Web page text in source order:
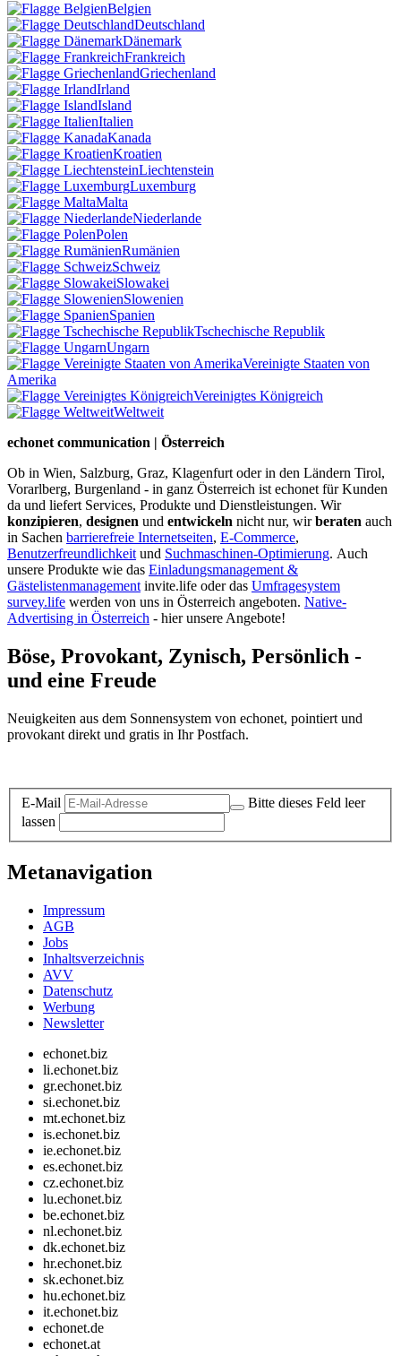
Belgien
Deutschland
Dänemark
Frankreich
Griechenland
Irland
Island
Italien
Kanada
Kroatien
Liechtenstein
Luxemburg
Malta
Niederlande
Polen
Rumänien
Schweiz
Slowakei
Slowenien
Spanien
Tschechische Republik
Ungarn
Vereinigte Staaten von
Amerika
Vereinigtes Königreich
Weltweit
echonet communication | Österreich
Ob in Wien, Salzburg, Graz, Klagenfurt oder in den Ländern Tirol,
Vorarlberg, Burgenland - in ganz Österreich ist echonet für Kunden
da und liefert Services, Produkte und Dienstleistungen. Wir
konzipieren, designen und entwickeln nicht nur, wirberaten auch
in Sachen barrierefreie Internetseiten, E-Commerce,
Benutzerfreundlichkeit und Suchmaschinen-Optimierung. Auch
unsere Produkte wie das Einladungsmanagement &
Gästelistenmanagement invite.life oder das Umfragesystem
survey.life werden von uns in Österreich angeboten. Native-
Advertising in Österreich - hier unsere Angebote!
Böse, Provokant, Zynisch, Persönlich -
und eine Freude
Neuigkeiten aus dem Sonnensystem von echonet, pointiert und
provokant direkt und gratis in Ihr Postfach.
E-Mail
Bitte dieses Feld leer
lassen
Metanavigation
Impressum
AGB
Jobs
Inhaltsverzeichnis
AVV
Datenschutz
Werbung
Newsletter
echonet.biz
li.echonet.biz
gr.echonet.biz
si.echonet.biz
mt.echonet.biz
is.echonet.biz
ie.echonet.biz
es.echonet.biz
cz.echonet.biz
lu.echonet.biz
be.echonet.biz
nl.echonet.biz
dk.echonet.biz
hr.echonet.biz
sk.echonet.biz
hu.echonet.biz
it.echonet.biz
echonet.de
echonet.at